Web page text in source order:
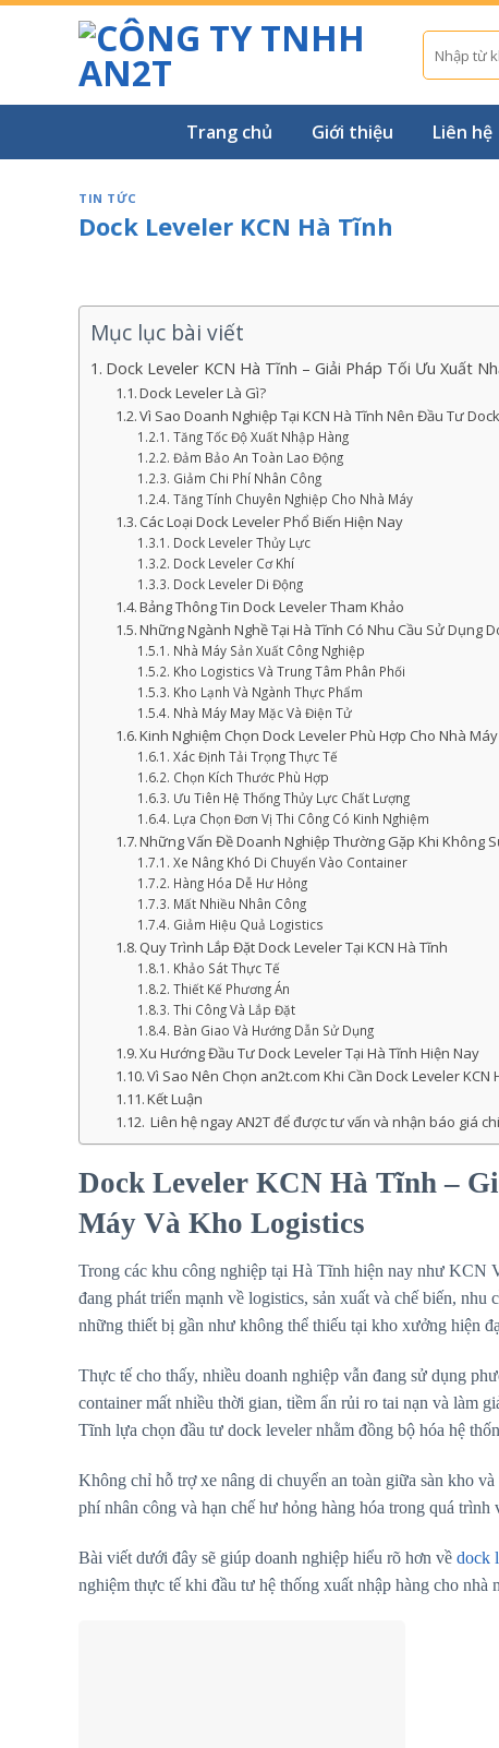
Skip
Tìm
kiếm:
Trang chủ Giới thiệu Liên hệ
TIN TỨC
Dock Leveler KCN Hà Tĩnh
Mục lục bài viết
Dock Leveler KCN Hà Tĩnh – Giải Pháp Tối Ưu Xuất
Dock Leveler Là Gì?
Vì Sao Doanh Nghiệp Tại KCN Hà Tĩnh Nên Đầu Tư
Tăng Tốc Độ Xuất Nhập Hàng
Đảm Bảo An Toàn Lao Động
Giảm Chi Phí Nhân Công
Tăng Tính Chuyên Nghiệp Cho Nhà Máy
Các Loại Dock Leveler Phổ Biến Hiện Nay
Dock Leveler Thủy Lực
Dock Leveler Cơ Khí
Dock Leveler Di Động
Bảng Thông Tin Dock Leveler Tham Khảo
Những Ngành Nghề Tại Hà Tĩnh Có Nhu Cầu Sử Dụng
Nhà Máy Sản Xuất Công Nghiệp
Kho Logistics Và Trung Tâm Phân Phối
Kho Lạnh Và Ngành Thực Phẩm
Nhà Máy May Mặc Và Điện Tử
Kinh Nghiệm Chọn Dock Leveler Phù Hợp Cho Nhà Máy
Xác Định Tải Trọng Thực Tế
Chọn Kích Thước Phù Hợp
Ưu Tiên Hệ Thống Thủy Lực Chất Lượng
Lựa Chọn Đơn Vị Thi Công Có Kinh Nghiệm
Những Vấn Đề Doanh Nghiệp Thường Gặp Khi Không
Xe Nâng Khó Di Chuyển Vào Container
Hàng Hóa Dễ Hư Hỏng
Mất Nhiều Nhân Công
Giảm Hiệu Quả Logistics
Quy Trình Lắp Đặt Dock Leveler Tại KCN Hà Tĩnh
Khảo Sát Thực Tế
Thiết Kế Phương Án
Thi Công Và Lắp Đặt
Bàn Giao Và Hướng Dẫn Sử Dụng
Xu Hướng Đầu Tư Dock Leveler Tại Hà Tĩnh Hiện Nay
Vì Sao Nên Chọn an2t.com Khi Cần Dock Leveler KCN
Kết Luận
Liên hệ ngay AN2T để được tư vấn và nhận báo giá
Dock Leveler KCN Hà Tĩnh –
Máy Và Kho Logistics
Trong các khu công nghiệp tại Hà Tĩnh hiện nay như
đang phát triển mạnh về logistics, sản xuất và chế biến,
những thiết bị gần như không thể thiếu tại kho xưởng hiện
Thực tế cho thấy, nhiều doanh nghiệp vẫn đang sử dụng
container mất nhiều thời gian, tiềm ẩn rủi ro tai nạn và làm
Tĩnh lựa chọn đầu tư dock leveler nhằm đồng bộ hóa hệ
Không chỉ hỗ trợ xe nâng di chuyển an toàn giữa sàn kho
phí nhân công và hạn chế hư hỏng hàng hóa trong quá trình
Bài viết dưới đây sẽ giúp doanh nghiệp hiểu rõ hơn về dock
nghiệm thực tế khi đầu tư hệ thống xuất nhập hàng cho nhà